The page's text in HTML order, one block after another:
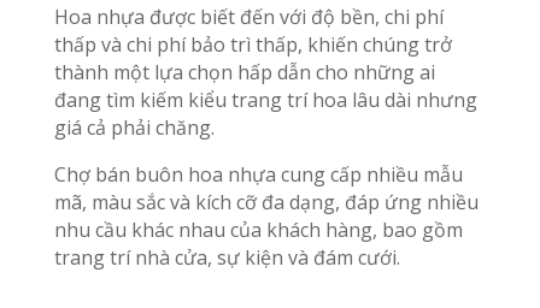
Hoa nhựa được biết đến với độ bền, chi phí
thấp và chi phí bảo trì thấp, khiến chúng trở
thành một lựa chọn hấp dẫn cho những ai
đang tìm kiếm kiểu trang trí hoa lâu dài nhưng
giá cả phải chăng.
Chợ bán buôn hoa nhựa cung cấp nhiều mẫu
mã, màu sắc và kích cỡ đa dạng, đáp ứng nhiều
nhu cầu khác nhau của khách hàng, bao gồm
trang trí nhà cửa, sự kiện và đám cưới.